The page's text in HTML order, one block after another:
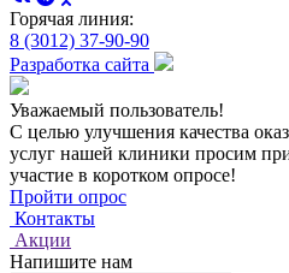
Горячая линия:
8 (3012) 37-90-90
Разработка сайта
Уважаемый пользователь!
С целью улучшения качества
услуг нашей клиники просим
участие в коротком опросе!
Пройти опрос
Контакты
Акции
Напишите нам